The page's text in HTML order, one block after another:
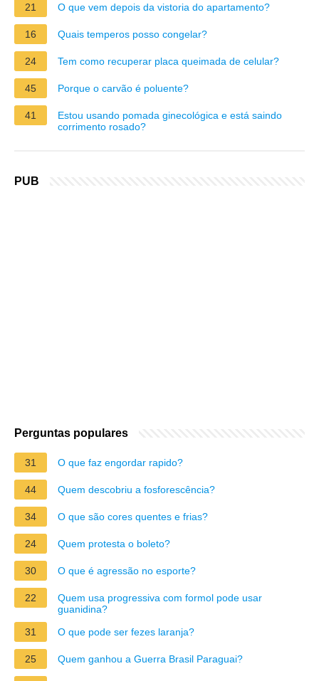
21 O que vem depois da vistoria do apartamento?
16 Quais temperos posso congelar?
24 Tem como recuperar placa queimada de celular?
45 Porque o carvão é poluente?
41
Estou usando pomada ginecológica e está saindo
corrimento rosado?
PUB
Perguntas populares
31 O que faz engordar rapido?
44 Quem descobriu a fosforescência?
34 O que são cores quentes e frias?
24 Quem protesta o boleto?
30 O que é agressão no esporte?
22
Quem usa progressiva com formol pode usar
guanidina?
31
O que pode ser fezes laranja?
25 Quem ganhou a Guerra Brasil Paraguai?